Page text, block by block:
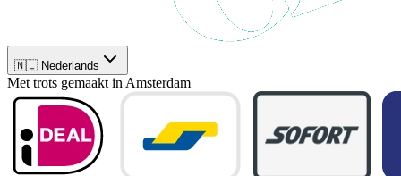
🇳🇱 Nederlands
Met trots gemaakt in Amsterdam